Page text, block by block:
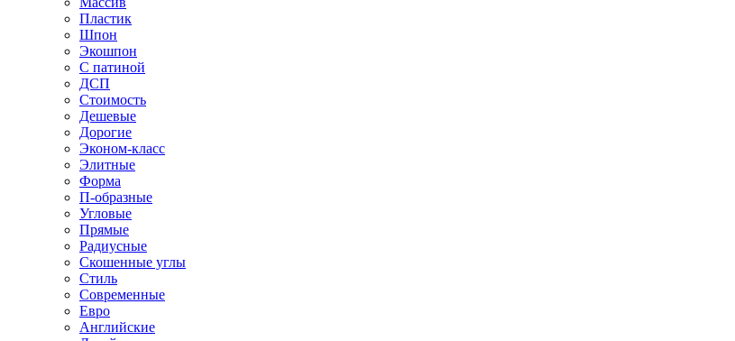
Пластик
Шпон
Экошпон
С патиной
ДСП
Стоимость
Дешевые
Дорогие
Эконом-класс
Элитные
Форма
П-образные
Угловые
Прямые
Радиусные
Скошенные углы
Стиль
Современные
Евро
Английские